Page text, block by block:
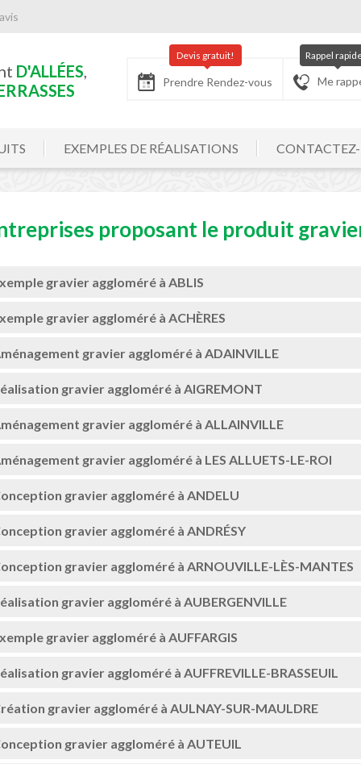
D'ALLÉES,
Prendre Rendez-vous
Devis gratuit!
Me
Rappel
EXEMPLES DE RÉALISATIONS
proposant le produit
gravier aggloméré à ABLIS
gravier aggloméré à ACHÈRES
gravier aggloméré à ADAINVILLE
gravier aggloméré à AIGREMONT
gravier aggloméré à ALLAINVILLE
gravier aggloméré à LES ALLUETS-LE-ROI
gravier aggloméré à ANDELU
gravier aggloméré à ANDRÉSY
gravier aggloméré à ARNOUVILLE-LÈS-MANTES
gravier aggloméré à AUBERGENVILLE
gravier aggloméré à AUFFARGIS
gravier aggloméré à AUFFREVILLE-BRASSEUIL
gravier aggloméré à AULNAY-SUR-MAULDRE
gravier aggloméré à AUTEUIL